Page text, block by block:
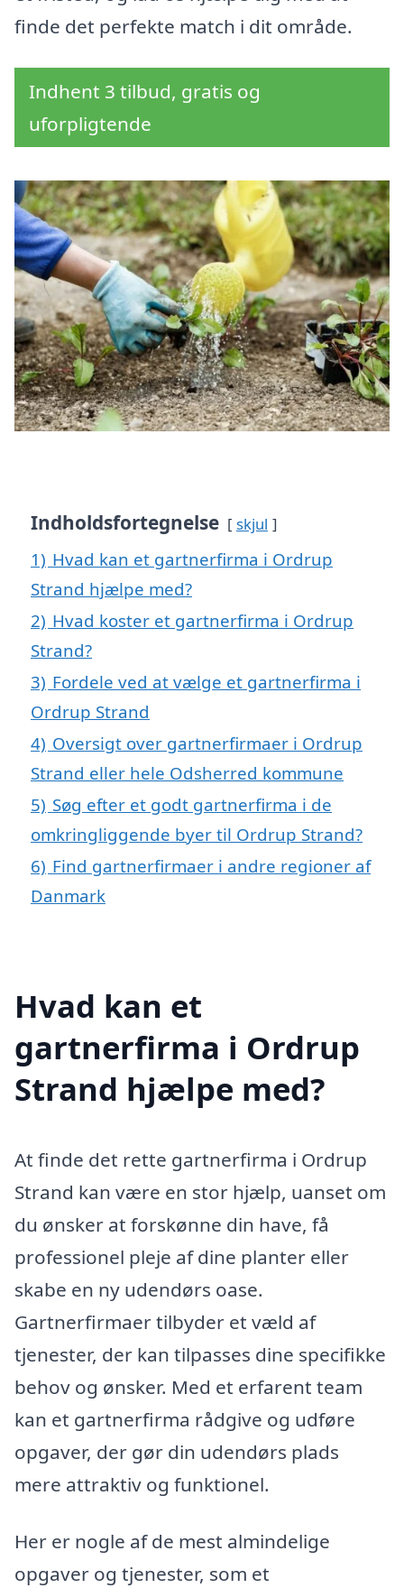
finde det perfekte match i dit område.
Indhent 3 tilbud, gratis og
uforpligtende
Indholdsfortegnelse skjul
1) Hvad kan et gartnerfirma i Ordrup
Strand hjælpe med?
2) Hvad koster et gartnerfirma i Ordrup
Strand?
3) Fordele ved at vælge et gartnerfirma i
Ordrup Strand
4) Oversigt over gartnerfirmaer i Ordrup
Strand eller hele Odsherred kommune
5) Søg efter et godt gartnerfirma i de
omkringliggende byer til Ordrup Strand?
6) Find gartnerfirmaer i andre regioner af
Danmark
Hvad kan et
gartnerfirma i Ordrup
Strand hjælpe med?
At finde det rette gartnerfirma i Ordrup
Strand kan være en stor hjælp, uanset om
du ønsker at forskønne din have, få
professionel pleje af dine planter eller
skabe en ny udendørs oase.
Gartnerfirmaer tilbyder et væld af
tjenester, der kan tilpasses dine specifikke
behov og ønsker. Med et erfarent team
kan et gartnerfirma rådgive og udføre
opgaver, der gør din udendørs plads
mere attraktiv og funktionel.
Her er nogle af de mest almindelige
opgaver og tjenester, som et